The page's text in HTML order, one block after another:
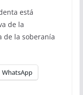
está
de la
de la soberanía
WhatsApp